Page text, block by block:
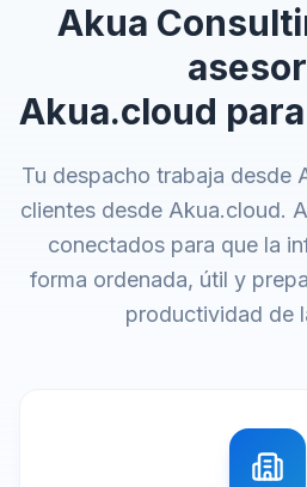
Akua
Akua.cloud
Tu despacho trabaja desde
clientes desde Akua.cloud.
conectados para que la
forma ordenada, útil y
productividad de